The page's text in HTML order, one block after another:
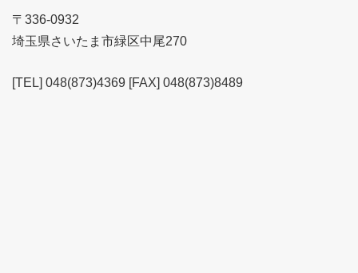
〒336-0932
埼玉県さいたま市緑区中尾270
[TEL] 048(873)4369 [FAX] 048(873)8489